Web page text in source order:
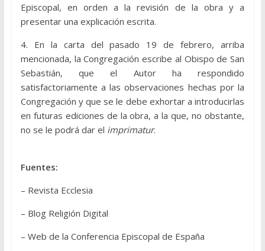
Episcopal, en orden a la revisión de la obra y a
presentar una explicación escrita.
4. En la carta del pasado 19 de febrero, arriba
mencionada, la Congregación escribe al Obispo de San
Sebastián, que el Autor ha respondido
satisfactoriamente a las observaciones hechas por la
Congregación y que se le debe exhortar a introducirlas
en futuras ediciones de la obra, a la que, no obstante,
no se le podrá dar el imprimatur.
Fuentes:
– Revista Ecclesia
– Blog Religión Digital
– Web de la Conferencia Episcopal de España